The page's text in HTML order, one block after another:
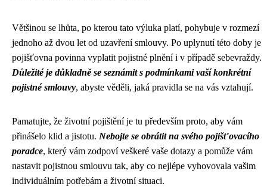
Většinou se lhůta, po kterou tato výluka platí, pohybuje v rozmezí
jednoho až dvou let od uzavření smlouvy. Po uplynutí této doby je
pojišťovna povinna vyplatit pojistné plnění i v případě sebevraždy.
Důležité je důkladně se seznámit s podmínkami vaší konkrétní
pojistné smlouvy, abyste věděli, jaká pravidla se na vás vztahují.
Pamatujte, že životní pojištění je tu především proto, aby vám
přinášelo klid a jistotu. Nebojte se obrátit na svého pojišťovacího
poradce, který vám zodpoví veškeré vaše dotazy a pomůže vám
nastavit pojistnou smlouvu tak, aby co nejlépe vyhovovala vašim
individuálním potřebám a životní situaci.